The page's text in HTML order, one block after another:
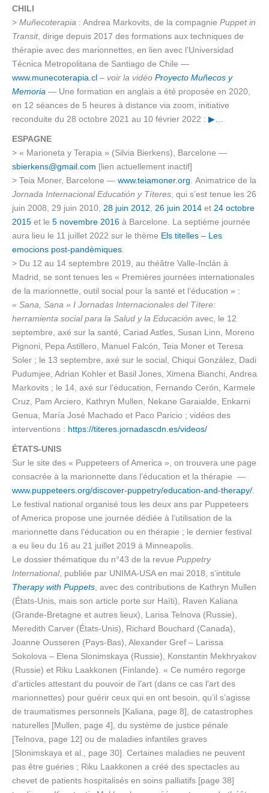
CHILI
> Muñecoterapia : Andrea Markovits, de la compagnie Puppet in
Transit, dirige depuis 2017 des formations aux techniques de
thérapie avec des marionnettes, en lien avec l’Universidad
Técnica Metropolitana de Santiago de Chile —
www.munecoterapia.cl – voir la vidéo Proyecto Muñecos y
Memoria — Une formation en anglais a été proposée en 2020,
en 12 séances de 5 heures à distance via zoom, initiative
reconduite du 28 octobre 2021 au 10 février 2022 : ▶︎…
ESPAGNE
> « Marioneta y Terapia » (Silvia Bierkens), Barcelone —
sbierkens@gmail.com [lien actuellement inactif]
> Teia Moner, Barcelone — www.teiamoner.org. Animatrice de la
Jornada Internacional Educatión y Títeres, qui s’est tenue les 26
juin 2008, 29 juin 2010, 28 juin 2012, 26 juin 2014 et 24 octobre
2015 et le 5 novembre 2016 à Barcelone. La septième journée
aura lieu le 11 juillet 2022 sur le thème Els titelles – Les
emocions post-pandèmiques.
> Du 12 au 14 septembre 2019, au théâtre Valle-Inclán à
Madrid, se sont tenues les « Premières journées internationales
de la marionnette, outil social pour la santé et l’éducation » :
« Sana, Sana » I Jornadas Internacionales del Títere:
herramienta social para la Salud y la Educación avec, le 12
septembre, axé sur la santé, Cariad Astles, Susan Linn, Moreno
Pignoni, Pepa Astillero, Manuel Falcón, Teia Moner et Teresa
Soler ; le 13 septembre, axé sur le social, Chiqui González, Dadi
Pudumjee, Adrian Kohler et Basil Jones, Ximena Bianchi, Andrea
Markovits ; le 14, axé sur l’éducation, Fernando Cerón, Karmele
Cruz, Pam Arciero, Kathryn Mullen, Nekane Garaialde, Enkarni
Genua, María José Machado et Paco Paricio ; vidéos des
interventions : https://titeres.jornadascdn.es/videos/
ÉTATS-UNIS
Sur le site des « Puppeteers of America », on trouvera une page
consacrée à la marionnette dans l’éducation et la thérapie —
www.puppeteers.org/discover-puppetry/education-and-therapy/.
Le festival national organisé tous les deux ans par Puppeteers
of America propose une journée dédiée à l’utilisation de la
marionnette dans l’éducation ou en thérapie ; le dernier festival
a eu lieu du 16 au 21 juillet 2019 à Minneapolis.
Le dossier thématique du n°43 de la revue Puppetry
International, publiée par UNIMA-USA en mai 2018, s’intitule
Therapy with Puppets, avec des contributions de Kathryn Mullen
(États-Unis, mais son article porte sur Haïti), Raven Kaliana
(Grande-Bretagne et autres lieux), Larisa Telnova (Russie),
Meredith Carver (États-Unis), Richard Bouchard (Canada),
Joanne Ousseren (Pays-Bas), Alexander Gref – Larissa
Sokolova – Elena Slonimskaya (Russie), Konstantin Mekhryakov
(Russie) et Riku Laakkonen (Finlande). « Ce numéro regorge
d’articles attestant du pouvoir de l’art (dans ce cas l’art des
marionnettes) pour guérir ceux qui en ont besoin, qu’il s’agisse
de traumatismes personnels [Kaliana, page 8], de catastrophes
naturelles [Mullen, page 4], du système de justice pénale
[Telnova, page 12] ou de maladies infantiles graves
[Slonimskaya et al., page 30]. Certaines maladies ne peuvent
pas être guéries ; Riku Laakkonen a créé des spectacles au
chevet de patients hospitalisés en soins palliatifs [page 38]